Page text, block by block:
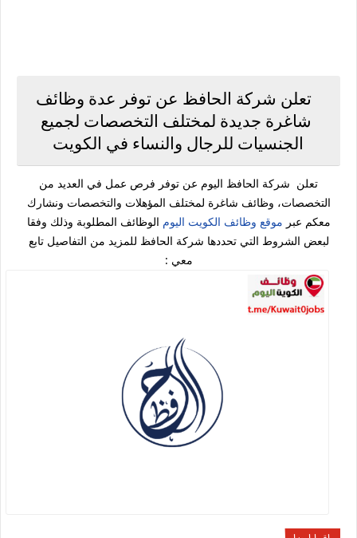
تعلن شركة الحافظ عن توفر عدة وظائف
شاغرة جديدة لمختلف التخصصات لجميع
الجنسيات للرجال والنساء في الكويت
تعلن شركة الحافظ اليوم عن توفر فرص عمل في العديد من
التخصصات، وظائف شاغرة لمختلف المؤهلات والتخصصات ونشارك
معكم عبر موقع وظائف الكويت اليوم الوظائف المطلوبة وذلك وفقا
لبعض الشروط التي تحددها شركة الحافظ للمزيد من التفاصيل تابع
معي :